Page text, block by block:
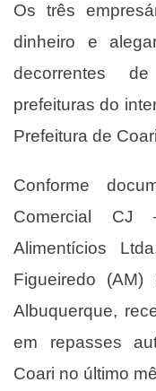
Os três
dinheiro e
decorrentes
prefeituras do
Prefeitura de
Conforme
Comercial CJ
Alimentícios
Figueiredo
Albuquerque,
em repasses
Coari no último